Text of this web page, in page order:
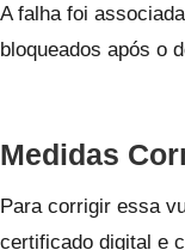
A falha foi
bloqueados após o
Medidas
Para corrigir essa
certificado digital e